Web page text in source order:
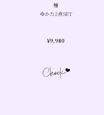
椿
ゆかた2点SET
¥9,980